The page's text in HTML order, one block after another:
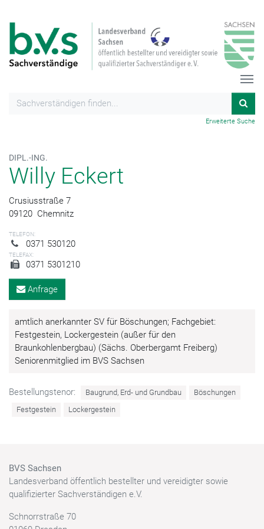
Erweiterte Suche
DIPL.-ING.
Willy Eckert
Crusiusstraße 7
09120 Chemnitz
TELEFON:
0371 530120
TELEFAX:
0371 5301210
Anfrage
amtlich anerkannter SV für Böschungen; Fachgebiet:
Festgestein, Lockergestein (außer für den
Braunkohlenbergbau) (Sächs. Oberbergamt Freiberg)
Seniorenmitglied im BVS Sachsen
Bestellungstenor: Baugrund, Erd- und Grundbau
Böschungen
Festgestein
Lockergestein
BVS Sachsen
Landesverband öffentlich bestellter und vereidigter sowie
qualifizierter Sachverständigen e.V.
Schnorrstraße 70